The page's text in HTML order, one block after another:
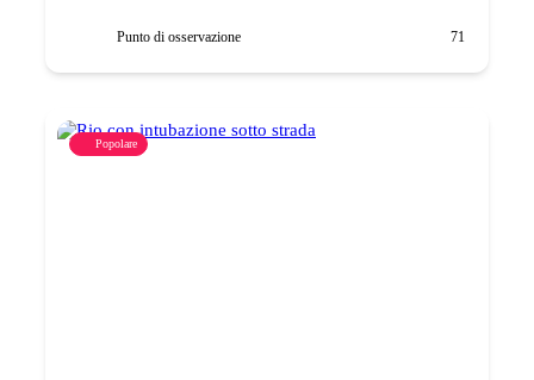
Punto di osservazione 71
Popolare